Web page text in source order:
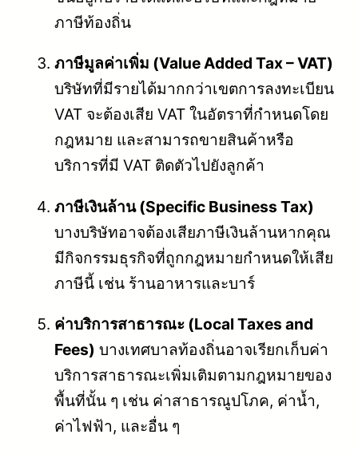
ภาษีท้องถิ่น
ภาษีมูลค่าเพิ่ม (Value Added Tax – VAT)
บริษัทที่มีรายได้มากกว่าเขตการลงทะเบียน
VAT จะต้องเสีย VAT ในอัตราที่กำหนดโดย
กฎหมาย และสามารถขายสินค้าหรือ
บริการที่มี VAT ติดตัวไปยังลูกค้า
ภาษีเงินล้าน (Specific Business Tax)
บางบริษัทอาจต้องเสียภาษีเงินล้านหากคุณ
มีกิจกรรมธุรกิจที่ถูกกฎหมายกำหนดให้เสีย
ภาษีนี้ เช่น ร้านอาหารและบาร์
ค่าบริการสาธารณะ (Local Taxes and
Fees) บางเทศบาลท้องถิ่นอาจเรียกเก็บค่า
บริการสาธารณะเพิ่มเติมตามกฎหมายของ
พื้นที่นั้น ๆ เช่น ค่าสาธารณูปโภค, ค่าน้ำ,
ค่าไฟฟ้า, และอื่น ๆ